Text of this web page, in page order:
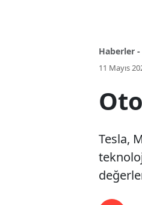
Haberler -
11 Mayıs
Tesla,